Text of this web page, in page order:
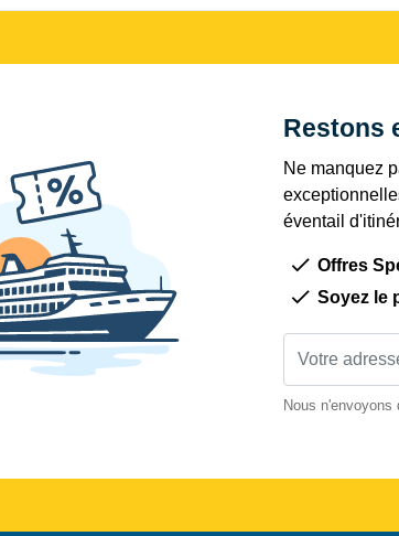
Restons
Ne manquez
éventail
Offres
Soyez le
Nous